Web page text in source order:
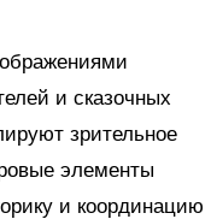
и сказочных
зрительное
элементы
и координацию